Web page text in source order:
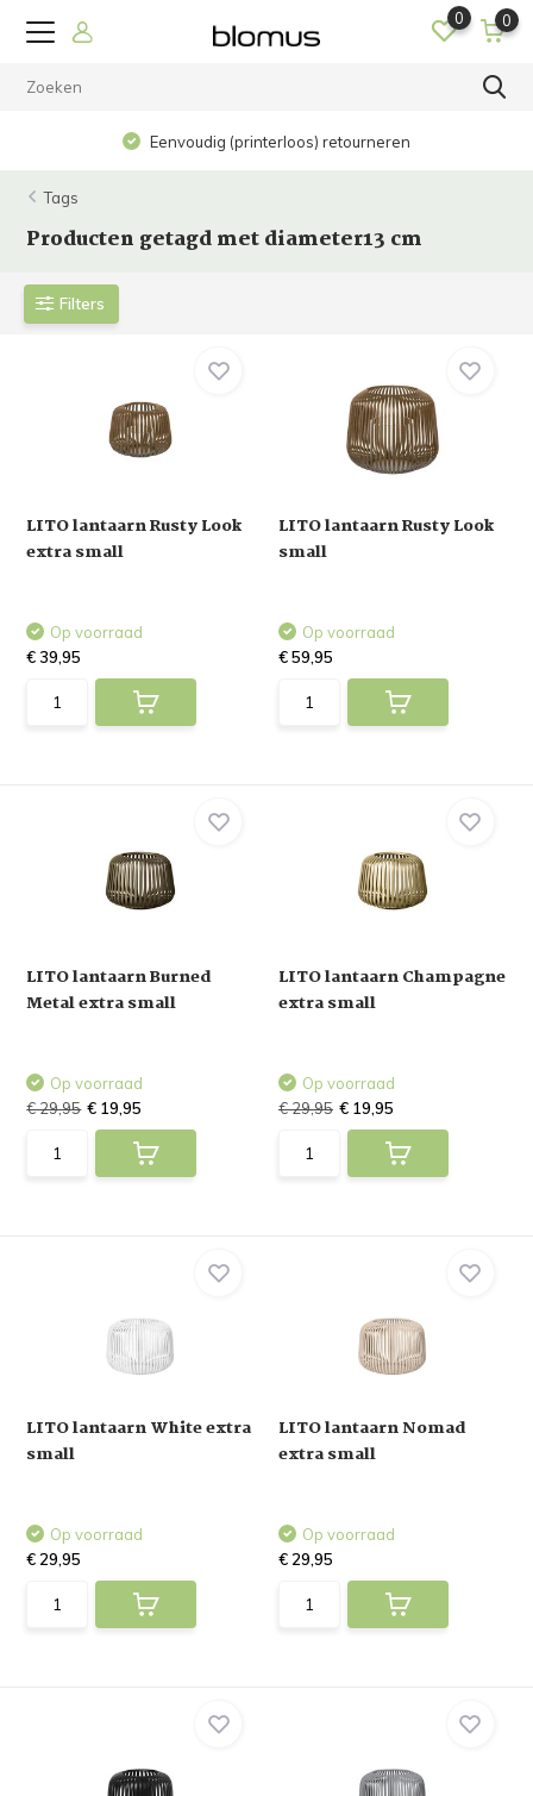
0 0
Eenvoudig (printerloos) retourneren
Tags
Producten getagd met diameter13 cm
Filters
LITO lantaarn Rusty Look
extra small
Op voorraad
€ 39,95
LITO lantaarn Rusty Look
small
Op voorraad
€ 59,95
LITO lantaarn Burned
Metal extra small
Op voorraad
€ 29,95 € 19,95
LITO lantaarn Champagne
extra small
Op voorraad
€ 29,95 € 19,95
LITO lantaarn White extra
small
Op voorraad
€ 29,95
LITO lantaarn Nomad
extra small
Op voorraad
€ 29,95